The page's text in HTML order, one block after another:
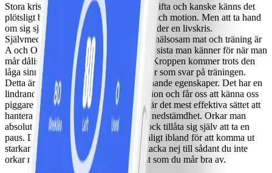
Stora kriser kan få prioriteringarna att skifta och kanske känns det
plötsligt bortkastat att lägga tid på kost och motion. Men att ta hand
om sig själv är viktigare än någonsin under en livskris.
Självmedkänsla, tillräckligt med sömn, hälsosam mat och träning är
A och O. Träning kan förvisso vara det sista man känner för när man
mår dåligt, men det hjälper garanterat. Kroppen kommer trots den
låga sinnesstämning sända ut endorfiner som svar på träningen.
Detta är ett hormon som har morfinliknande egenskaper. Det har en
lindrande effekt på smärta och depression och får oss att känna oss
piggare, gladare och starkare. Motion är det mest effektiva sättet att
hantera negativ stress, spänningar och nedstämdhet. Orkar man
absolut inte med träningen ska man dock tillåta sig själv att ta en
paus. Det är viktigt att få lov att må dåligt ibland för att komma ut
starkare på andra sidan. Var självisk, tacka nej till sådant du inte
orkar med och prioritera istället sådant som du mår bra av.